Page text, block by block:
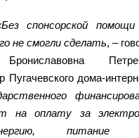
спонсорской
не смогли сделать, –
Пугачевского дома-
на оплату за
питание